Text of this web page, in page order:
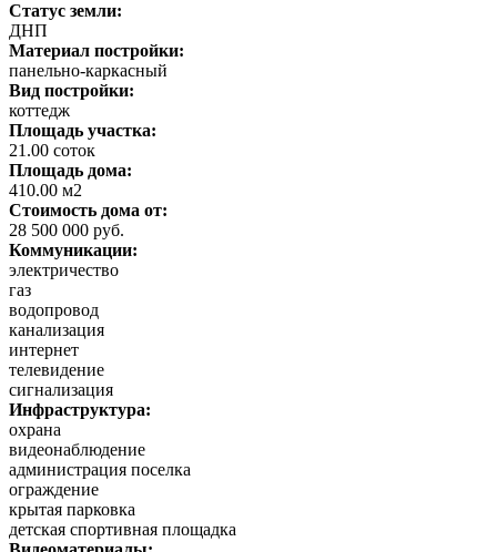
Статус земли:
ДНП
Материал постройки:
панельно-каркасный
Вид постройки:
коттедж
Площадь участка:
21.00 соток
Площадь дома:
410.00 м2
Стоимость дома от:
28 500 000 руб.
Коммуникации:
электричество
газ
водопровод
канализация
интернет
телевидение
сигнализация
Инфраструктура:
охрана
видеонаблюдение
администрация поселка
ограждение
крытая парковка
детская спортивная площадка